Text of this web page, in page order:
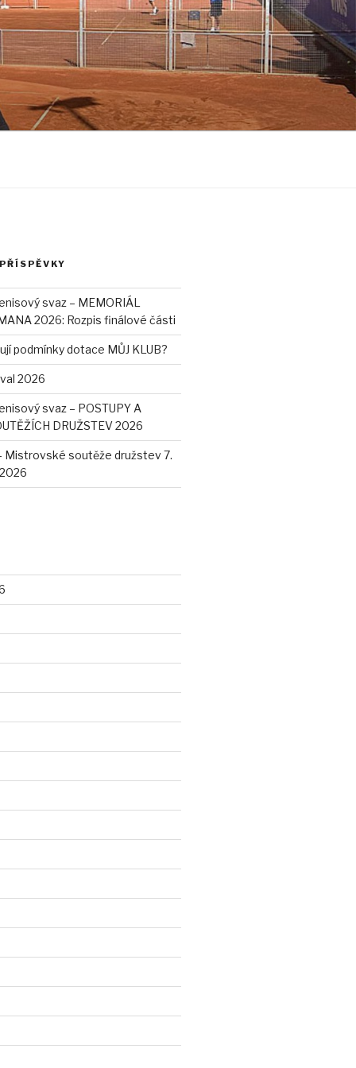
svaz – MEMORIÁL
2026: Rozpis finálové části
podmínky dotace MŮJ KLUB?
2026
svaz – POSTUPY A
DRUŽSTEV 2026
Mistrovské soutěže družstev 7.